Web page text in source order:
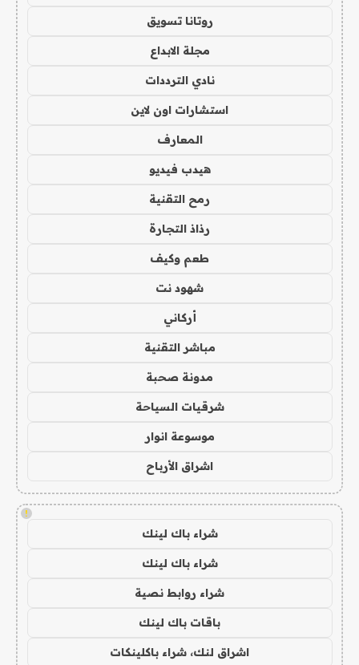
روتانا تسويق
مجلة الابداع
نادي الترددات
استشارات اون لاين
المعارف
هيدب فيديو
رمح التقنية
رذاذ التجارة
طعم وكيف
شهود نت
أركاني
مباشر التقنية
مدونة صحبة
شرقيات السياحة
موسوعة انوار
اشراق الأرباح
!
شراء باك لينك
شراء باك لينك
شراء روابط نصية
باقات باك لينك
اشراق لنك، شراء باكلينكات